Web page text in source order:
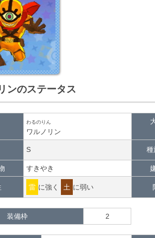
ンのステータス
わるのりん
ワルノリン
S 種
すきやき
雷 に強く 土 に弱い
装備枠 2